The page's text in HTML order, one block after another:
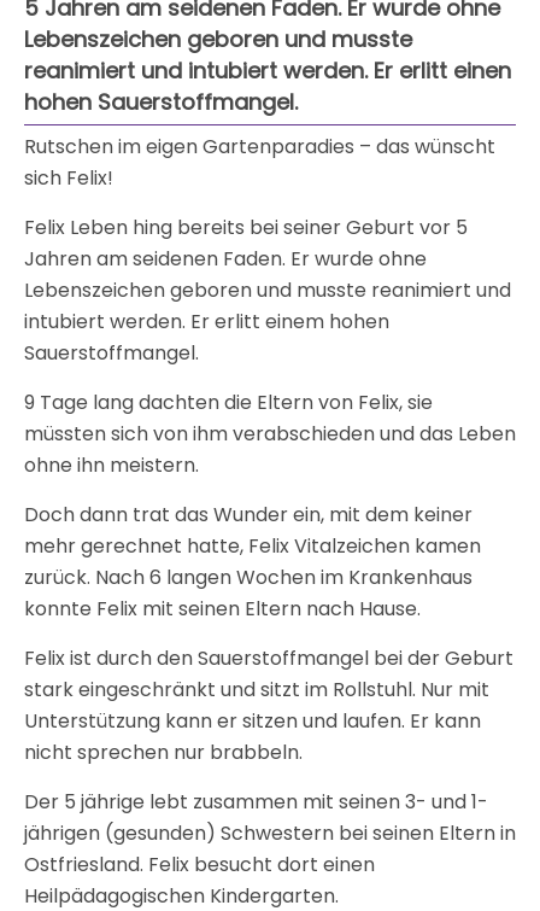
5 Jahren am seidenen Faden. Er wurde ohne
Lebenszeichen geboren und musste
reanimiert und intubiert werden. Er erlitt einen
hohen Sauerstoffmangel.
Rutschen im eigen Gartenparadies – das wünscht
sich Felix!
Felix Leben hing bereits bei seiner Geburt vor 5
Jahren am seidenen Faden. Er wurde ohne
Lebenszeichen geboren und musste reanimiert und
intubiert werden. Er erlitt einem hohen
Sauerstoffmangel.
9 Tage lang dachten die Eltern von Felix, sie
müssten sich von ihm verabschieden und das Leben
ohne ihn meistern.
Doch dann trat das Wunder ein, mit dem keiner
mehr gerechnet hatte, Felix Vitalzeichen kamen
zurück. Nach 6 langen Wochen im Krankenhaus
konnte Felix mit seinen Eltern nach Hause.
Felix ist durch den Sauerstoffmangel bei der Geburt
stark eingeschränkt und sitzt im Rollstuhl. Nur mit
Unterstützung kann er sitzen und laufen. Er kann
nicht sprechen nur brabbeln.
Der 5 jährige lebt zusammen mit seinen 3- und 1-
jährigen (gesunden) Schwestern bei seinen Eltern in
Ostfriesland. Felix besucht dort einen
Heilpädagogischen Kindergarten.